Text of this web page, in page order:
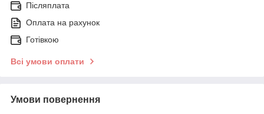
Післяплата
Оплата на рахунок
Готівкою
Всі умови оплати
Умови повернення